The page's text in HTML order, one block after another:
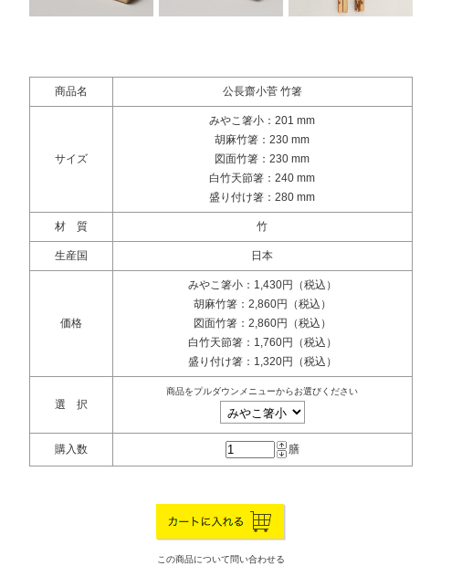
商品名 公長齋小菅 竹箸
サイズ
みやこ箸小：201 mm
胡麻竹箸：230 mm
図面竹箸：230 mm
白竹天節箸：240 mm
盛り付け箸：280 mm
材 質 竹
生産国 日本
価格
みやこ箸小：1,430円（税込）
胡麻竹箸：2,860円（税込）
図面竹箸：2,860円（税込）
白竹天節箸：1,760円（税込）
盛り付け箸：1,320円（税込）
選 択
商品をプルダウンメニューからお選びください
購入数 膳
この商品について問い合わせる